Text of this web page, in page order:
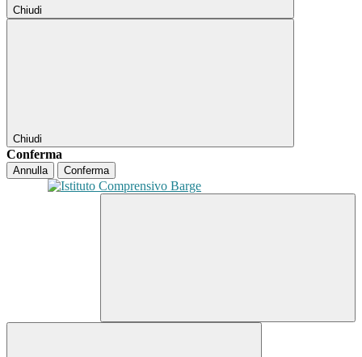
Chiudi
Chiudi
Conferma
Annulla Conferma